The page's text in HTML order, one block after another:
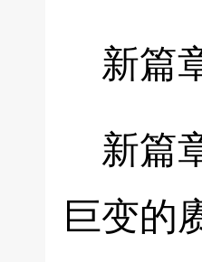
新篇
新篇
巨变的